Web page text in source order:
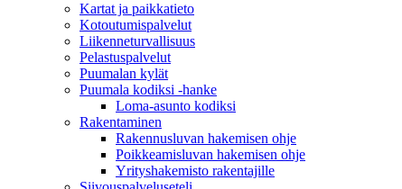
Kartat ja paikkatieto
Kotoutumispalvelut
Liikenneturvallisuus
Pelastuspalvelut
Puumalan kylät
Puumala kodiksi -hanke
Loma-asunto kodiksi
Rakentaminen
Rakennusluvan hakemisen ohje
Poikkeamisluvan hakemisen ohje
Yrityshakemisto rakentajille